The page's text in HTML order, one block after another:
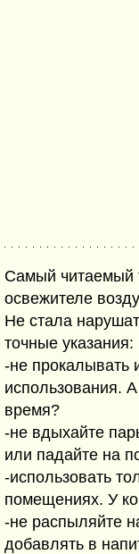
Самый читаемый
освежителе
Не стала
точные указания:
-не прокалывать
использования.
время?
-не вдыхайте
или падайте на
-использовать
помещениях. У
-не распыляйте
добавлять в